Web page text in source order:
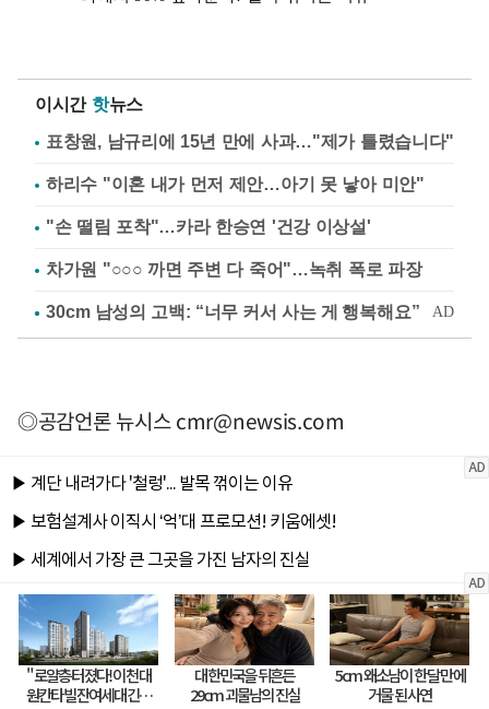
이시간 핫뉴스
표창원, 남규리에 15년 만에 사과…"제가 틀렸습니다"
하리수 "이혼 내가 먼저 제안…아기 못 낳아 미안"
"손 떨림 포착"…카라 한승연 '건강 이상설'
차가원 "○○○ 까면 주변 다 죽어"…녹취 폭로 파장
◎공감언론 뉴시스cmr@newsis.com